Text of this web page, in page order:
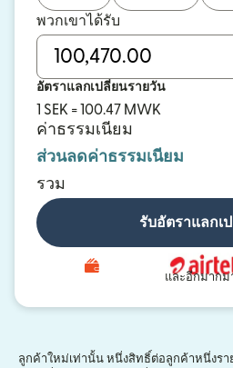
พวกเขาได้รับ
อัตราแลกเปลี่ยนรายวัน
1 SEK = 100.47 MWK
ค่าธรรมเนียม
ส่วนลดค่าธรรมเนียม
รวม
รับอัตราแลกเ
และอีกมากม
ลูกค้าใหม่เท่านั้น หนึ่งสิทธิ์ต่อลูกค้าหนึ่งรา